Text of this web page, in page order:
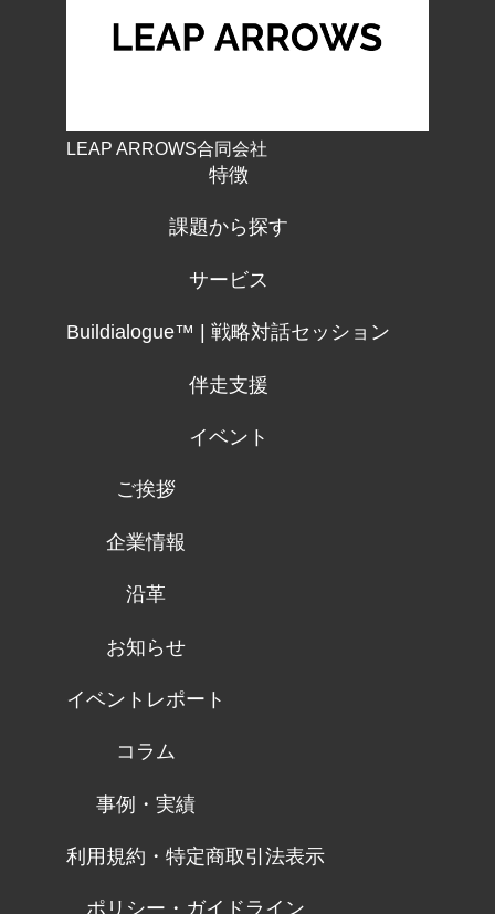
LEAP ARROWS合同会社
特徴
課題から探す
サービス
Buildialogue™ | 戦略対話セッション
伴走支援
イベント
ご挨拶
企業情報
沿革
お知らせ
イベントレポート
コラム
事例・実績
利用規約・特定商取引法表示
ポリシー・ガイドライン